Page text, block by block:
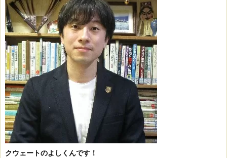
クウェートのよしくんです！